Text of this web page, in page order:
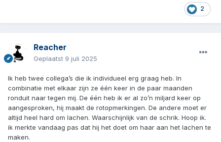
2
Reacher
Geplaatst 9 juli 2025
Ik heb twee collega’s die ik individueel erg graag heb. In
combinatie met elkaar zijn ze één keer in de paar maanden
ronduit naar tegen mij. De één heb ik er al zo’n miljard keer op
aangesproken, hij maakt de rotopmerkingen. De andere moet er
altijd heel hard om lachen. Waarschijnlijk van de schrik. Hoop ik.
ik merkte vandaag pas dat hij het doet om haar aan het lachen te
maken.